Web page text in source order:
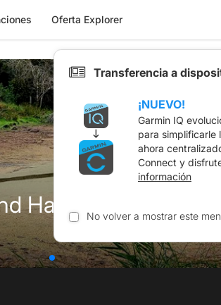
Oferta Explorer
Hazé - MG
Transferencia a
¡NUEVO!
Garmin IQ
para simplificarle
ahora
Connect y
información
No volver a mostrar este